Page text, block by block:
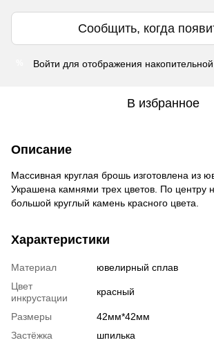
Сообщить, когда
Войти для отображения накопительной
В избранное
Описание
Массивная круглая брошь изготовлена из
Украшена камнями трех цветов. По центру
большой круглый камень красного цвета.
Характеристики
Материал
ювелирный сплав
Цвет
инкрустации
красный
Размеры
42мм*42мм
Застёжка
шпилька